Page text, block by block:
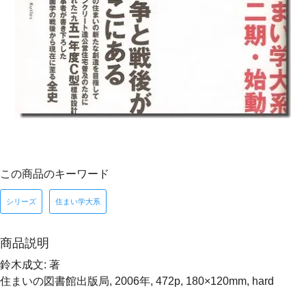
この商品のキーワード
シリーズ 住まい学大系
商品説明
鈴木成文: 著
住まいの図書館出版局, 2006年, 472p, 180×120mm, hard